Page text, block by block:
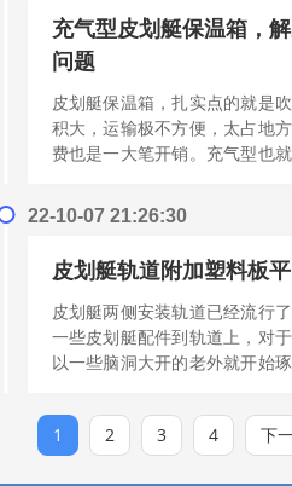
充气型皮划艇保温箱，
问题
皮划艇保温箱，扎实点的就是
积大，运输极不方便，太占地
费也是一大笔开销。充气型也
图...[阅读更多]
22-10-07 21:26:30
皮划艇轨道附加塑料板
皮划艇两侧安装轨道已经流行
一些皮划艇配件到轨道上，对
以一些脑洞大开的老外就开始
块...
[阅读更多]
1
2 3 4 下